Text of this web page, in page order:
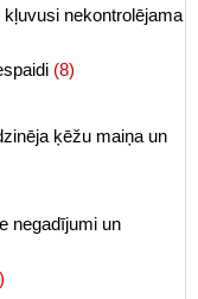
nekontrolējama
(8)
ķēžu maiņa un
negadījumi un